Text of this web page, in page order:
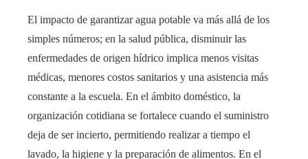
El impacto de garantizar agua potable va más allá de los
simples números; en la salud pública, disminuir las
enfermedades de origen hídrico implica menos visitas
médicas, menores costos sanitarios y una asistencia más
constante a la escuela. En el ámbito doméstico, la
organización cotidiana se fortalece cuando el suministro
deja de ser incierto, permitiendo realizar a tiempo el
lavado, la higiene y la preparación de alimentos. En el